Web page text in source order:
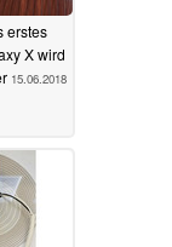
erstes
X wird
15.06.2018